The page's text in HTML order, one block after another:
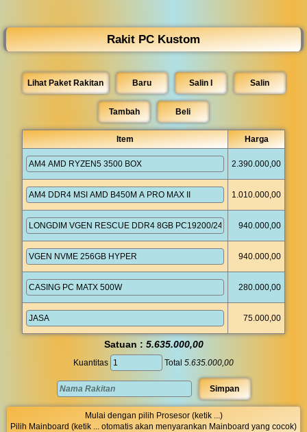
Rakit PC Kustom
Lihat Paket Rakitan Baru Salin I Salin
Tambah
Item Harga
2.390.000,00
1.010.000,00
940.000,00
940.000,00
280.000,00
75.000,00
Satuan : 5.635.000,00
Kuantitas Total 5.635.000,00
Mulai dengan pilih Prosesor (ketik ...)
Pilih Mainboard (ketik ... otomatis akan menyarankan Mainboard yang cocok)